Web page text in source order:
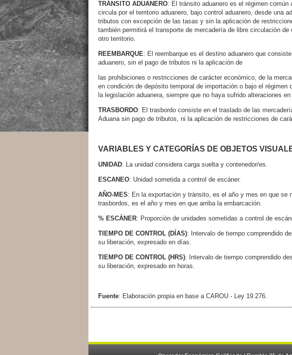
TRÁNSITO ADUANERO: El tránsito aduanero es el régimen
circula por el territorio aduanero, bajo control aduanero, desde una
tributos con excepción de las tasas y sin la aplicación de
también permitirá el transporte de mercadería de libre circulación
otro territorio.
REEMBARQUE: El reembarque es el destino aduanero que
aduanero, sin el pago de tributos ni la aplicación de
las prohibiciones o restricciones de carácter económico, de la
en condición de depósito temporal de importación o bajo el
la legislación aduanera, siempre que no haya sufrido alteraciones
TRASBORDO: El trasbordo consiste en el traslado de las
Aduana sin pago de tributos, ni la aplicación de restricciones de
VARIABLES Y CATEGORÍAS DE OBJETOS
UNIDAD: La unidad considera carga suelta y contenedor/es.
ESCANEO: Unidad sometida a control de escáner.
AÑO-MES: En la exportación y tránsito, es el año y mes en que se
trasbordos, es el año y mes en que arriba la embarcación.
% ESCÁNER: Proporción de unidades sometidas a control de
TIEMPO DE CONTROL (DÍAS): Intervalo de tiempo comprendido
su liberación, expresado en días.
TIEMPO DE CONTROL (HRS): Intervalo de tiempo comprendido
su liberación, expresado en horas.
Fuente: Elaboración propia en base a CAROU - Ley 19.276.